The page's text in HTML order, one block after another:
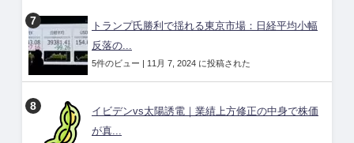
トランプ氏勝利で揺れる東京市場：日経平均小幅
反落の...
5件のビュー | 11月 7, 2024 に投稿された
イビデンvs太陽誘電｜業績上方修正の中身で株価
が真...